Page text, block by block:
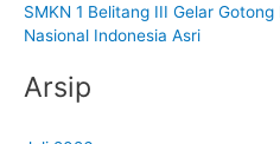
SMKN 1 Belitang III Gelar
Nasional Indonesia Asri
Arsip